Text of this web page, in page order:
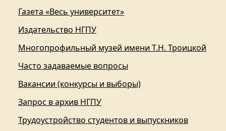
Газета «Весь университет»
Издательство НГПУ
Многопрофильный музей имени Т.Н. Троицкой
Часто задаваемые вопросы
Вакансии (конкурсы и выборы)
Запрос в архив НГПУ
Трудоустройство студентов и выпускников